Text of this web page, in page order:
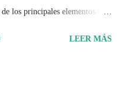
los principales elementos que
LEER MÁS